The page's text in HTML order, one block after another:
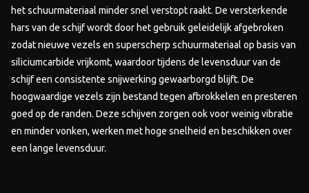
het schuurmateriaal minder snel verstopt raakt. De versterkende
hars van de schijf wordt door het gebruik geleidelijk afgebroken
zodat nieuwe vezels en superscherp schuurmateriaal op basis van
siliciumcarbide vrijkomt, waardoor tijdens de levensduur van de
schijf een consistente snijwerking gewaarborgd blijft. De
hoogwaardige vezels zijn bestand tegen afbrokkelen en presteren
goed op de randen. Deze schijven zorgen ook voor weinig vibratie
en minder vonken, werken met hoge snelheid en beschikken over
een lange levensduur.